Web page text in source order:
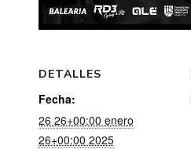
DETALLES
Fecha:
26 26+00:00 enero
26+00:00 2025